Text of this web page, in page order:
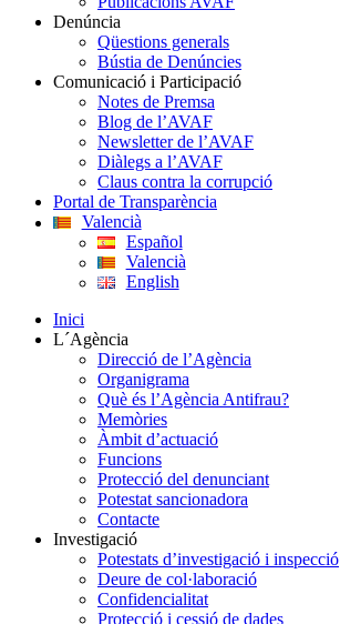
Denúncia
Qüestions generals
Bústia de Denúncies
Comunicació i Participació
Notes de Premsa
Blog de l’AVAF
Newsletter de l’AVAF
Diàlegs a l’AVAF
Claus contra la corrupció
Portal de Transparència
Valencià
Español
Valencià
English
Inici
L´Agència
Direcció de l’Agència
Organigrama
Què és l’Agència Antifrau?
Memòries
Àmbit d’actuació
Funcions
Protecció del denunciant
Potestat sancionadora
Contacte
Investigació
Potestats d’investigació i inspecció
Deure de col·laboració
Confidencialitat
Protecció i cessió de dades